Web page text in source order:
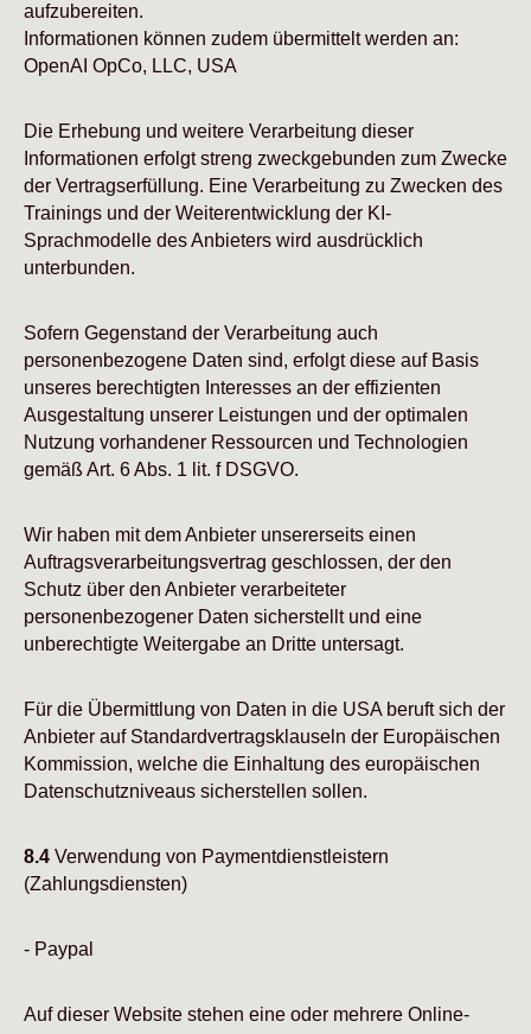
aufzubereiten.
Informationen können zudem übermittelt werden an:
OpenAI OpCo, LLC, USA
Die Erhebung und weitere Verarbeitung dieser
Informationen erfolgt streng zweckgebunden zum Zwecke
der Vertragserfüllung. Eine Verarbeitung zu Zwecken des
Trainings und der Weiterentwicklung der KI-
Sprachmodelle des Anbieters wird ausdrücklich
unterbunden.
Sofern Gegenstand der Verarbeitung auch
personenbezogene Daten sind, erfolgt diese auf Basis
unseres berechtigten Interesses an der effizienten
Ausgestaltung unserer Leistungen und der optimalen
Nutzung vorhandener Ressourcen und Technologien
gemäß Art. 6 Abs. 1 lit. f DSGVO.
Wir haben mit dem Anbieter unsererseits einen
Auftragsverarbeitungsvertrag geschlossen, der den
Schutz über den Anbieter verarbeiteter
personenbezogener Daten sicherstellt und eine
unberechtigte Weitergabe an Dritte untersagt.
Für die Übermittlung von Daten in die USA beruft sich der
Anbieter auf Standardvertragsklauseln der Europäischen
Kommission, welche die Einhaltung des europäischen
Datenschutzniveaus sicherstellen sollen.
8.4 Verwendung von Paymentdienstleistern
(Zahlungsdiensten)
- Paypal
Auf dieser Website stehen eine oder mehrere Online-